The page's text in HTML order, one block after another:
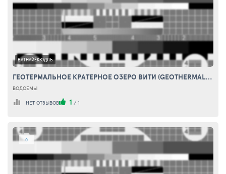
ВАТНАЙЁКЮДЛЬ
ГЕОТЕРМАЛЬНОЕ КРАТЕРНОЕ ОЗЕРО ВИТИ (GEOTHERMAL CRATER LAKE VITI)
ВОДОЕМЫ
НЕТ ОТЗЫВОВ 1 / 1
0